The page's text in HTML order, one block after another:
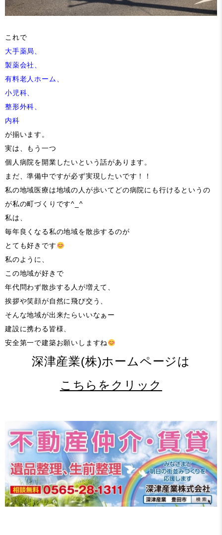
これで
大手薬局、
製薬会社、
有料老人ホーム、
小児科、
整形外科、
内科
が揃います。
実は、もう一つ
個人病院を開業したいという話があります。
まだ、準備中ですが必ず実現したいです！！
私の地域医療は地域の人が歩いてどの病院にも行けるというの
が私の町づくりです^_^
私は、
毎年良くなる私の地域を散歩するのが
とても好きです
私のように、
この地域が好きで
年代問わず散歩する人が増えて、
挨拶や笑顔が自然に飛び交う、
そんな地域が出来たらいいなぁー
建設に携わる皆様、
安全第一で建築お願いしますね
深津産業(株)ホームページは
こちらをクリック